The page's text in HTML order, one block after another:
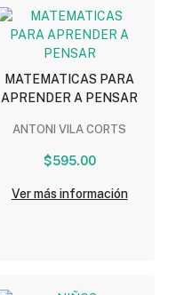
MATEMATICAS PARA
APRENDER A PENSAR
ANTONI VILA CORTS
$595.00
Ver más información